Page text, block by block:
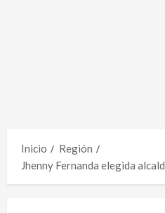
Inicio
Región
Jhenny Fernanda elegida